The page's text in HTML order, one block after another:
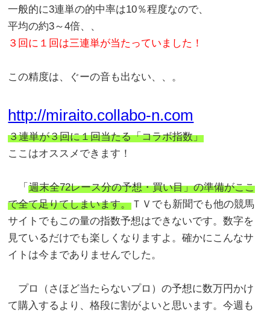
一般的に3連単の的中率は10％程度なので、
平均の約3～4倍、、
３回に１回は三連単が当たっていました！
この精度は、ぐーの音も出ない、、。
http://miraito.collabo-n.com
３連単が３回に１回当たる「コラボ指数」
ここはオススメできます！
「週末全72レース分の予想・買い目」の準備がここ
で全て足りてしまいます。 ＴＶでも新聞でも他の競馬
サイトでもこの量の指数予想はできないです。数字を
見ているだけでも楽しくなりますよ。確かにこんなサ
イトは今までありませんでした。
プロ（さほど当たらないプロ）の予想に数万円かけ
て購入するより、格段に割がよいと思います。今週も